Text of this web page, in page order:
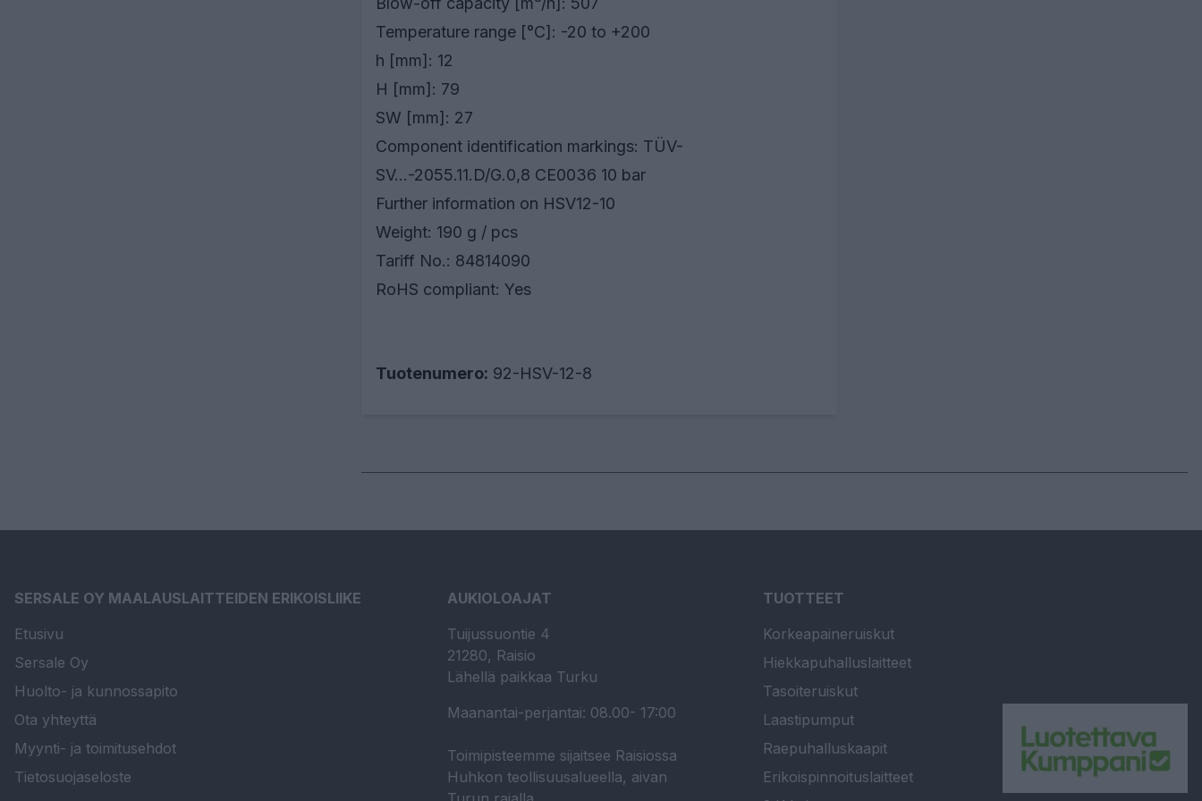
Tem­per­a­ture range [°C]: -20 to +200
h [mm]: 12
H [mm]: 79
SW [mm]: 27
Com­po­nent iden­ti­fi­ca­tion mark­ings: TÜV-
SV...-2055.11.D/G.0,8 CE0036 10 bar
Further information on HSV12-10
Weight: 190 g / pcs
Tariff No.: 84814090
RoHS compliant: Yes
Tuotenumero: 92-HSV-12-8
SERSALE OY MAALAUSLAITTEIDEN ERIKOISLIIKE
Etusivu
Sersale Oy
Huolto- ja kunnossapito
Ota yhteyttä
Myynti- ja toimitusehdot
Tietosuojaseloste
AUKIOLOAJAT
Tuijussuontie 4
21280, Raisio
Lähellä paikkaa Turku
Maanantai-perjantai: 08.00- 17:00
Toimipisteemme sijaitsee Raisiossa
Huhkon teollisuusalueella, aivan
TUOTTEET
Korkeapaineruiskut
Hiekkapuhalluslaitteet
Tasoiteruiskut
Laastipumput
Raepuhalluskaapit
Erikoispinnoituslaitteet